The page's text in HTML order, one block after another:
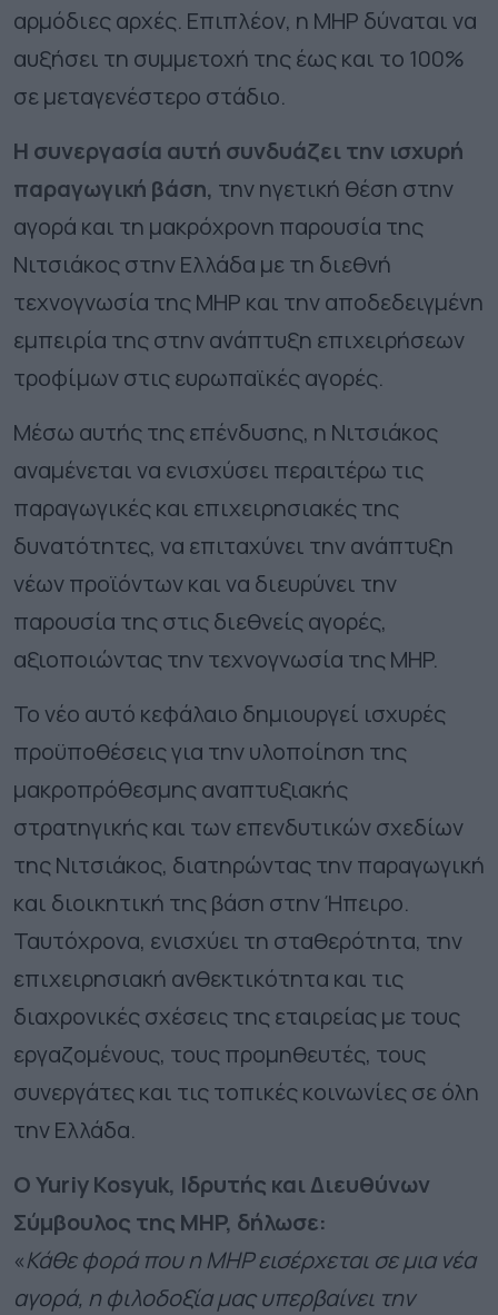
αρμόδιες αρχές. Επιπλέον, η MHP δύναται να
αυξήσει τη συμμετοχή της έως και το 100%
σε μεταγενέστερο στάδιο.
Η συνεργασία αυτή συνδυάζει την ισχυρή
παραγωγική βάση, την ηγετική θέση στην
αγορά και τη μακρόχρονη παρουσία της
Νιτσιάκος στην Ελλάδα με τη διεθνή
τεχνογνωσία της MHP και την αποδεδειγμένη
εμπειρία της στην ανάπτυξη επιχειρήσεων
τροφίμων στις ευρωπαϊκές αγορές.
Μέσω αυτής της επένδυσης, η Νιτσιάκος
αναμένεται να ενισχύσει περαιτέρω τις
παραγωγικές και επιχειρησιακές της
δυνατότητες, να επιταχύνει την ανάπτυξη
νέων προϊόντων και να διευρύνει την
παρουσία της στις διεθνείς αγορές,
αξιοποιώντας την τεχνογνωσία της MHP.
Το νέο αυτό κεφάλαιο δημιουργεί ισχυρές
προϋποθέσεις για την υλοποίηση της
μακροπρόθεσμης αναπτυξιακής
στρατηγικής και των επενδυτικών σχεδίων
της Νιτσιάκος, διατηρώντας την παραγωγική
και διοικητική της βάση στην Ήπειρο.
Ταυτόχρονα, ενισχύει τη σταθερότητα, την
επιχειρησιακή ανθεκτικότητα και τις
διαχρονικές σχέσεις της εταιρείας με τους
εργαζομένους, τους προμηθευτές, τους
συνεργάτες και τις τοπικές κοινωνίες σε όλη
την Ελλάδα.
Ο Yuriy Kosyuk, Ιδρυτής και Διευθύνων
Σύμβουλος της MHP, δήλωσε:
«Κάθε φορά που η MHP εισέρχεται σε μια νέα
αγορά, η φιλοδοξία μας υπερβαίνει την